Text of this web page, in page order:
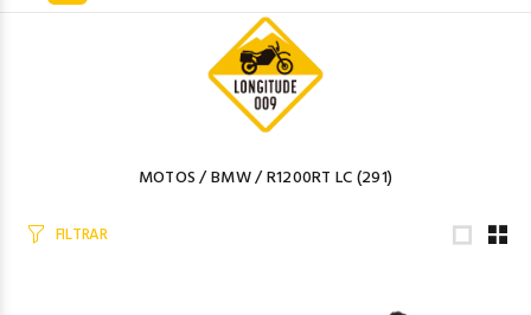
MOTOS/BMW/R1200RT LC(291)
FILTRAR